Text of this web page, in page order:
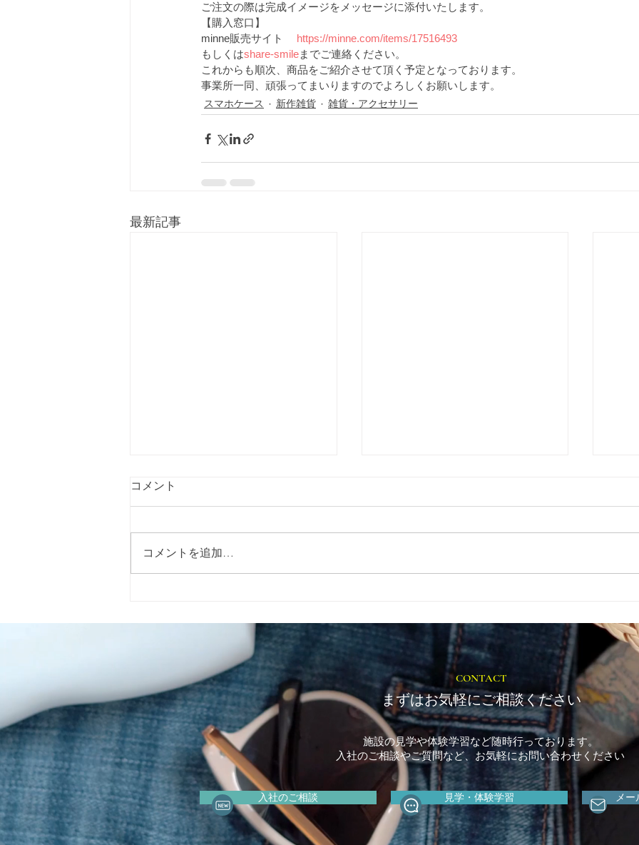
ご注文の際は完成イメージをメッセージに添付いたします。
【購入窓口】
minne販売サイト https://minne.com/items/17516493
もしくはshare-smileまでご連絡ください。
これからも順次、商品をご紹介させて頂く予定となっております。
事業所一同、頑張ってまいりますのでよろしくお願いします。
スマホケース 新作雑貨 雑貨・アクセサリー
最新記事
リボンマルシェ」 に出店いた
コメント
コメントを追加…
CONTACT
まずはお気軽にご相談ください
施設の見学や体験学習など随時行っております。
入社のご相談やご質問など、お気軽にお問い合わせください
入社のご相談 見学・体験学習 メー